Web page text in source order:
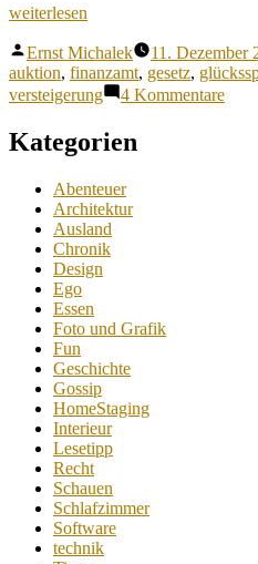
„Traumvilla
99
Euro?
Kein
weiterlesen
Veröffentlicht
von
Ernst Michalek 11. Dezember
auktion, finanzamt, gesetz,
versteigerung
4 Kommentarezu
Kategorien
Abenteuer
Architektur
Ausland
Chronik
Design
Ego
Essen
Foto und Grafik
Fun
Geschichte
Gossip
HomeStaging
Interieur
Lesetipp
Recht
Schauen
Schlafzimmer
Software
technik